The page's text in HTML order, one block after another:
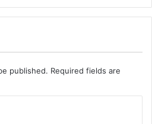
published. Required fields are